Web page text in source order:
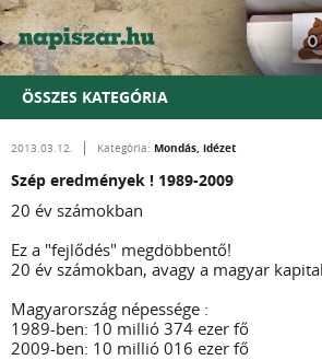
ÖSSZES KATEGÓRIA
2013.03.12. Kategória: Mondás, idézet
Szép eredmények ! 1989-2009
20 év számokban
Ez a "fejlődés" megdöbbentő!
20 év számokban, avagy a magyar
Magyarország népessége :
1989-ben: 10 millió 374 ezer fő
2009-ben: 10 millió 016 ezer fő